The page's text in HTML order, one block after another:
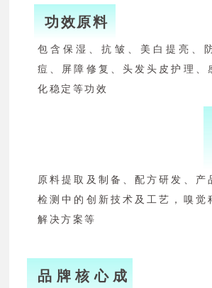
功效原料
包含保湿、抗皱、美白提亮、
痘、屏障修复、头发头皮护理、
化稳定等功效
原料提取及制备、配方研发、产
检测中的创新技术及工艺，嗅觉
解决方案等
品牌核心成